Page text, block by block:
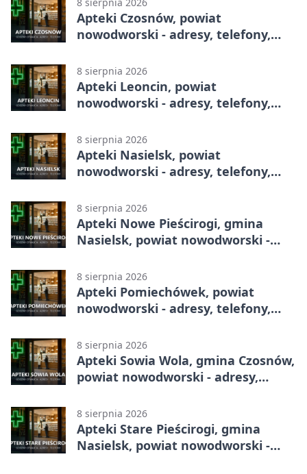
8 sierpnia 2026
Apteki Czosnów, powiat
nowodworski - adresy, telefony,
8 sierpnia 2026
Apteki Leoncin, powiat
nowodworski - adresy, telefony,
8 sierpnia 2026
Apteki Nasielsk, powiat
nowodworski - adresy, telefony,
8 sierpnia 2026
Apteki Nowe Pieścirogi, gmina
Nasielsk, powiat nowodworski -
8 sierpnia 2026
Apteki Pomiechówek, powiat
nowodworski - adresy, telefony,
8 sierpnia 2026
Apteki Sowia Wola, gmina Czosnów,
powiat nowodworski - adresy,
8 sierpnia 2026
Apteki Stare Pieścirogi, gmina
Nasielsk, powiat nowodworski -